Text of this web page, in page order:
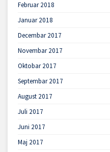
Februar 2018
Januar 2018
Decembar 2017
Novembar 2017
Oktobar 2017
Septembar 2017
August 2017
Juli 2017
Juni 2017
Maj 2017